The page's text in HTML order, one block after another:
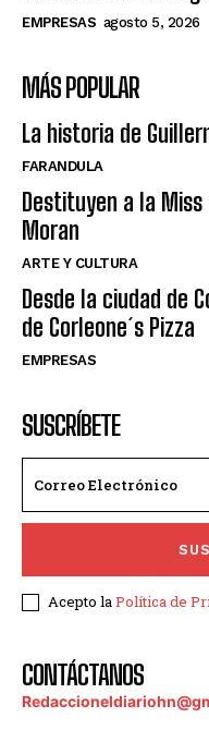
EMPRESAS agosto 5, 2026
MÁS POPULAR
La historia de
FARANDULA
Destituyen a la Miss
Moran
ARTE Y CULTURA
Desde la ciudad de
de Corleone´s Pizza
EMPRESAS
SUSCRÍBETE
Acepto laPolítica de
CONTÁCTANOS